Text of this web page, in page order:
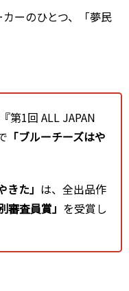
ーのひとつ、「夢民
第1回 ALL JAPAN
「ブルーチーズはや
きた」 は、全出品作
審査員賞」 を受賞し